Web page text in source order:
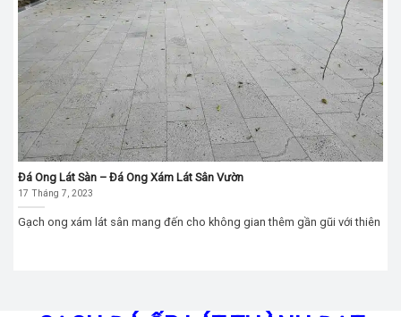
Đá Ong Lát Sàn – Đá Ong Xám Lát Sân Vườn
17 Tháng 7, 2023
Gạch ong xám lát sân mang đến cho không gian thêm gần gũi với thiên